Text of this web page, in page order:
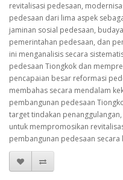
revitalisasi pedesaan,
pedesaan dari lima aspek
jaminan sosial pedesaan,
pemerintahan pedesaan, dan
ini menganalisis secara
pedesaan Tiongkok dan
pencapaian besar reformasi
membahas secara mendalam
pembangunan pedesaan
target tindakan
untuk mempromosikan
pembangunan pedesaan secara